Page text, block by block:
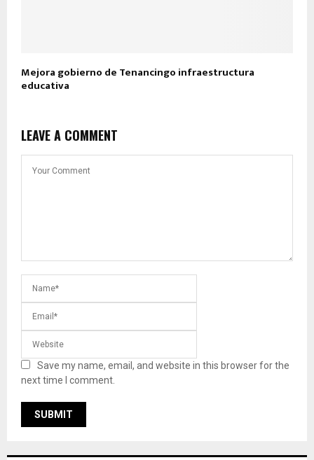
Mejora gobierno de Tenancingo infraestructura
educativa
LEAVE A COMMENT
Save my name, email, and website in this browser for the
next time I comment.